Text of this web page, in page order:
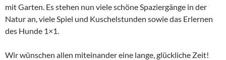
mit Garten. Es stehen nun viele schöne Spaziergänge in der
Natur an, viele Spiel und Kuschelstunden sowie das Erlernen
des Hunde 1×1.
Wir wünschen allen miteinander eine lange, glückliche Zeit!